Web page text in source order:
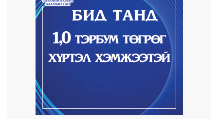
Улаанбаатарт өдөртөө 30 хэм дулаан
Улсын чанартай хатуу хучилттай авто